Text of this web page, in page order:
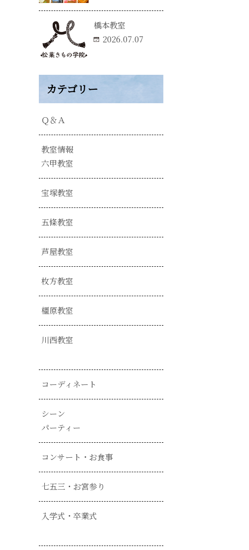
橋本教室
2026.07.07
カテゴリー
Ｑ＆Ａ
教室情報
六甲教室
宝塚教室
五條教室
芦屋教室
枚方教室
橿原教室
川西教室
コーディネート
シーン
パーティー
コンサート・お食事
七五三・お宮参り
入学式・卒業式